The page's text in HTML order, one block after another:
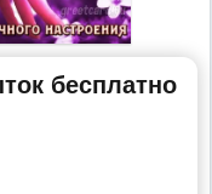
бесплатно